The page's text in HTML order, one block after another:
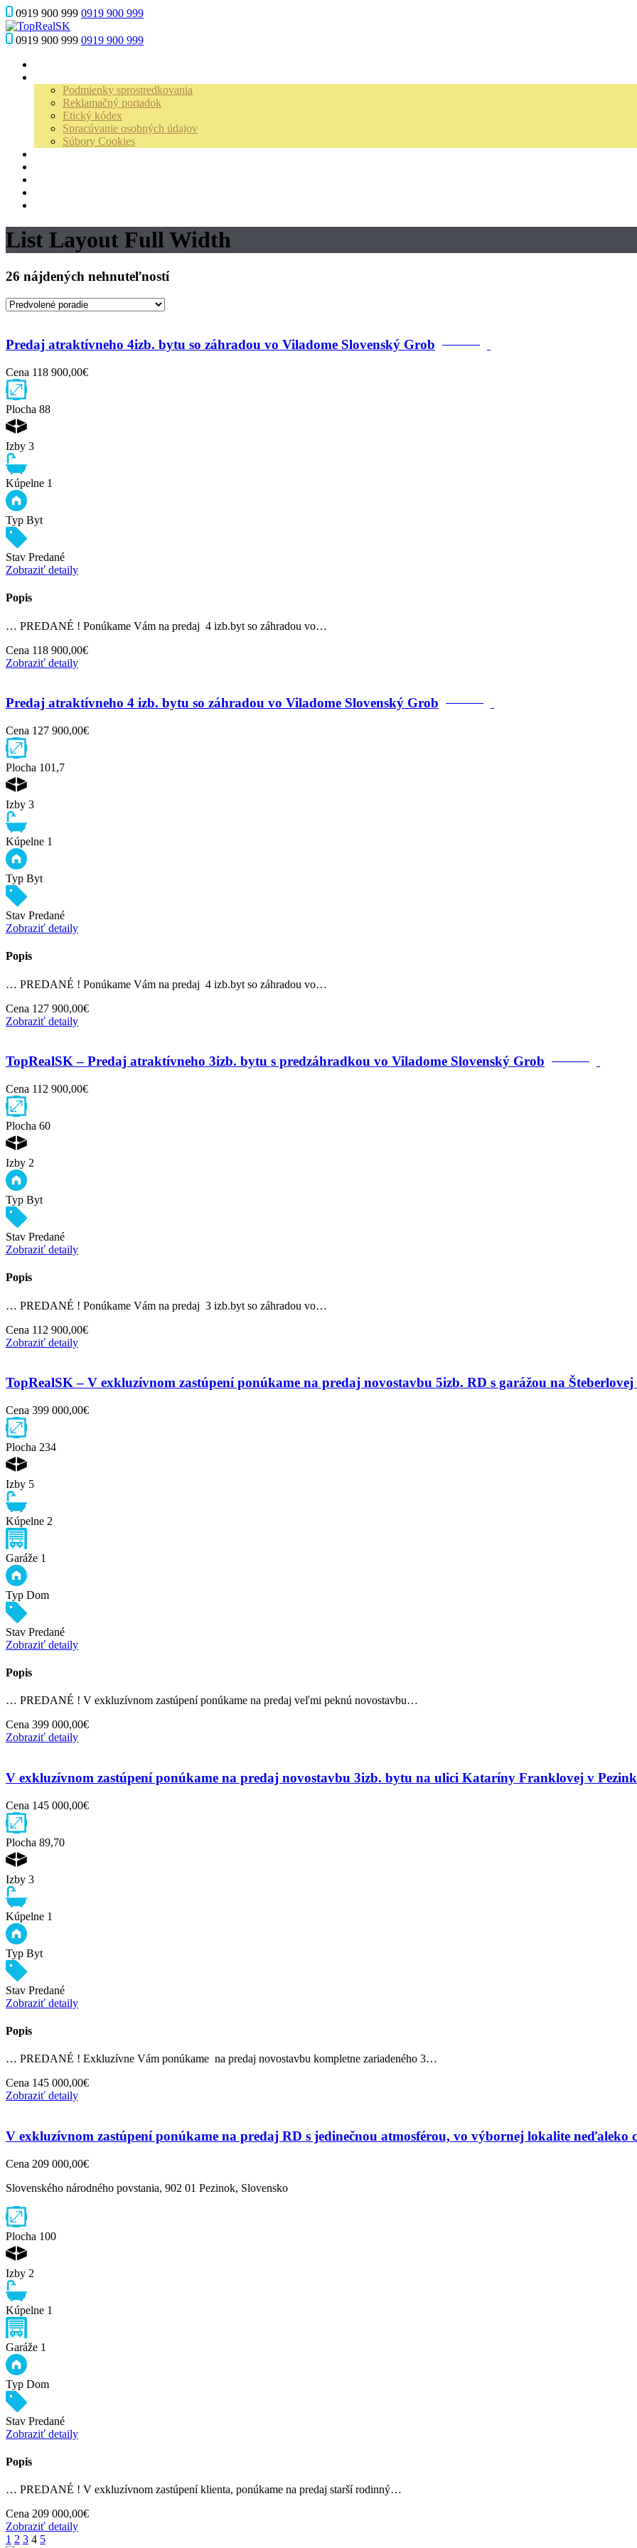
‎0919 900 999 ‎0919 900 999
‎0919 900 999 ‎0919 900 999
Podmienky sprostredkovania
Reklamačný poriadok
Etický kódex
Spracúvanie osobných údajov
Súbory Cookies
List Layout Full Width
26 nájdených nehnuteľností
Predaj atraktívneho 4izb. bytu so záhradou vo Viladome Slovenský Grob
Cena 118 900,00€
Plocha 88
Izby 3
Kúpelne 1
Typ Byt
Stav Predané
Zobraziť detaily
Popis
… PREDANÉ ! Ponúkame Vám na predaj 4 izb.byt so záhradou vo…
Cena 118 900,00€
Zobraziť detaily
Predaj atraktívneho 4 izb. bytu so záhradou vo Viladome Slovenský Grob
Cena 127 900,00€
Plocha 101,7
Izby 3
Kúpelne 1
Typ Byt
Stav Predané
Zobraziť detaily
Popis
… PREDANÉ ! Ponúkame Vám na predaj 4 izb.byt so záhradou vo…
Cena 127 900,00€
Zobraziť detaily
TopRealSK – Predaj atraktívneho 3izb. bytu s predzáhradkou vo Viladome Slovenský Grob
Cena 112 900,00€
Plocha 60
Izby 2
Typ Byt
Stav Predané
Zobraziť detaily
Popis
… PREDANÉ ! Ponúkame Vám na predaj 3 izb.byt so záhradou vo…
Cena 112 900,00€
Zobraziť detaily
TopRealSK – V exkluzívnom zastúpení ponúkame na predaj novostavbu 5izb. RD s garážou na
Cena 399 000,00€
Plocha 234
Izby 5
Kúpelne 2
Garáže 1
Typ Dom
Stav Predané
Zobraziť detaily
Popis
… PREDANÉ ! V exkluzívnom zastúpení ponúkame na predaj veľmi peknú novostavbu…
Cena 399 000,00€
Zobraziť detaily
V exkluzívnom zastúpení ponúkame na predaj novostavbu 3izb. bytu na ulici Kataríny Franklovej v
Cena 145 000,00€
Plocha 89,70
Izby 3
Kúpelne 1
Typ Byt
Stav Predané
Zobraziť detaily
Popis
… PREDANÉ ! Exkluzívne Vám ponúkame na predaj novostavbu kompletne zariadeného 3…
Cena 145 000,00€
Zobraziť detaily
V exkluzívnom zastúpení ponúkame na predaj RD s jedinečnou atmosférou, vo výbornej lokalite neďaleko
Cena 209 000,00€
Slovenského národného povstania, 902 01 Pezinok, Slovensko
Plocha 100
Izby 2
Kúpelne 1
Garáže 1
Typ Dom
Stav Predané
Zobraziť detaily
Popis
… PREDANÉ ! V exkluzívnom zastúpení klienta, ponúkame na predaj starší rodinný…
Cena 209 000,00€
Zobraziť detaily
1 2 3 4 5